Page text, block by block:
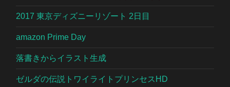
2017 東京ディズニーリゾート 2日目
amazon Prime Day
落書きからイラスト生成
ゼルダの伝説トワイライトプリンセスHD